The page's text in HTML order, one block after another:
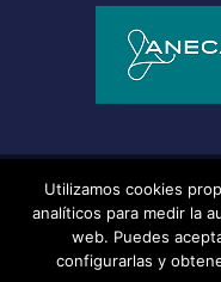
© Centro
Universidad Pablo de
privacidad, uso de
Utilizamos cookies
analíticos para medir la
web. Puedes
configurarlas y